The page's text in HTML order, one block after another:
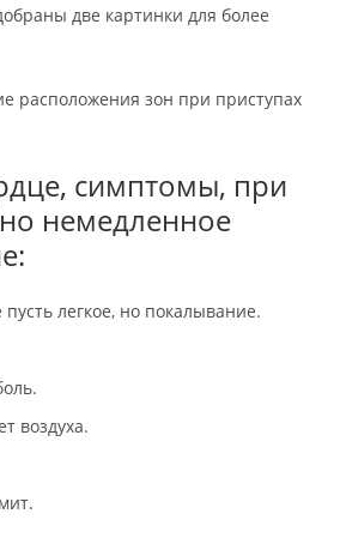
две картинки для более
расположения зон при приступах
симптомы, при
немедленное
легкое, но покалывание.
воздуха.